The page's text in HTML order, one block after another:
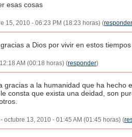
esas cosas
15, 2010 - 06:23 PM (18:23 horas) (responder
a Dios por vivir en estos
AM (00:18 horas) (responder)
gracias a la humanidad que ha hecho
consta que exista una deidad, son
octubre 13, 2010 - 01:45 AM (01:45 horas) (